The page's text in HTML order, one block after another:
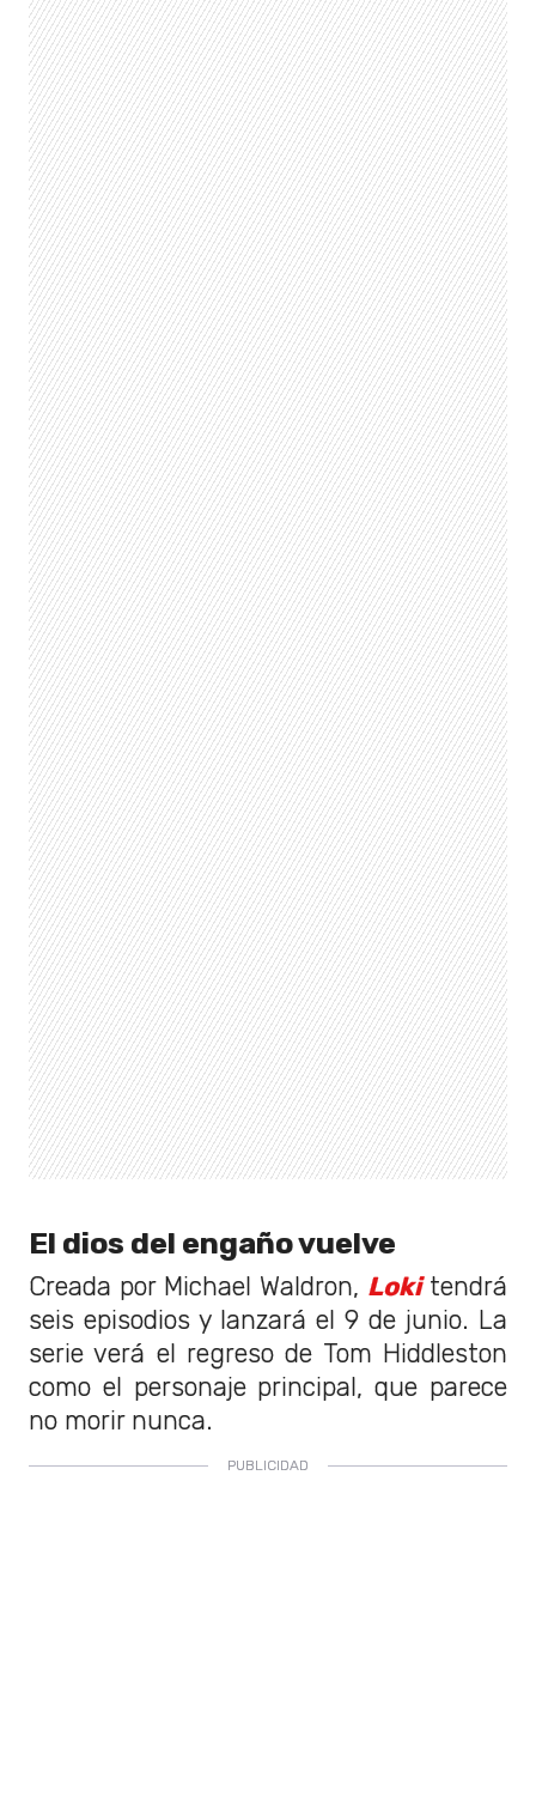
El dios del engaño vuelve
Creada por Michael Waldron, Lokitendrá
seis episodios y lanzará el 9 de junio. La
serie verá el regreso de Tom Hiddleston
como el personaje principal, que parece
no morir nunca.